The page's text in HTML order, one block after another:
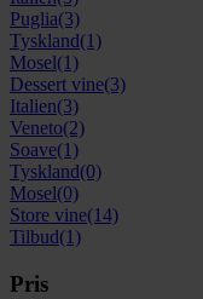
Puglia(3)
Tyskland(1)
Mosel(1)
Dessert vine(3)
Italien(3)
Veneto(2)
Soave(1)
Tyskland(0)
Mosel(0)
Store vine(14)
Tilbud(1)
Pris